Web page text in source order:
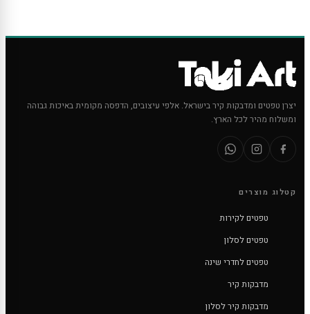
יצרן טפטים ומדבקות קיר בישראל. אלפי עיצובים, הדפסה מקומית באיכות גבוהה
ומשלוח מהיר לכל הארץ.
קטלוג מוצרים
טפטים לקירות
טפטים לסלון
טפטים לחדרי שינה
מדבקות קיר
מדבקות קיר לסלון